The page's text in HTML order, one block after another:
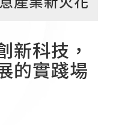
新科技，
的實踐場